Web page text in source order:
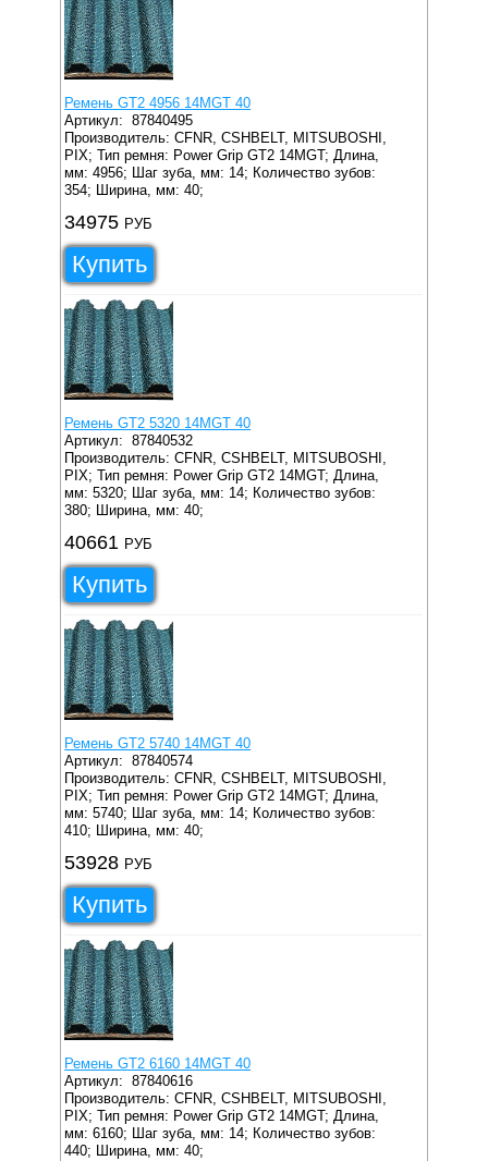
Ремень GT2 4956 14MGT 40
Артикул:87840495
Производитель: CFNR, CSHBELT, MITSUBOSHI,
PIX; Тип ремня: Power Grip GT2 14MGT; Длина,
мм: 4956; Шаг зуба, мм: 14; Количество зубов:
354; Ширина, мм: 40;
34975 РУБ
Купить
Ремень GT2 5320 14MGT 40
Артикул:87840532
Производитель: CFNR, CSHBELT, MITSUBOSHI,
PIX; Тип ремня: Power Grip GT2 14MGT; Длина,
мм: 5320; Шаг зуба, мм: 14; Количество зубов:
380; Ширина, мм: 40;
40661 РУБ
Купить
Ремень GT2 5740 14MGT 40
Артикул:87840574
Производитель: CFNR, CSHBELT, MITSUBOSHI,
PIX; Тип ремня: Power Grip GT2 14MGT; Длина,
мм: 5740; Шаг зуба, мм: 14; Количество зубов:
410; Ширина, мм: 40;
53928 РУБ
Купить
Ремень GT2 6160 14MGT 40
Артикул:87840616
Производитель: CFNR, CSHBELT, MITSUBOSHI,
PIX; Тип ремня: Power Grip GT2 14MGT; Длина,
мм: 6160; Шаг зуба, мм: 14; Количество зубов:
440; Ширина, мм: 40;